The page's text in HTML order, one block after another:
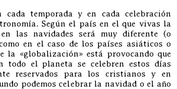
cada temporada y en cada celebración
Según el país en el que vivas la
las navidades será muy diferente (o
en el caso de los países asiáticos o
la «globalización» está provocando que
todo el planeta se celebren estos días
reservados para los cristianos y en
podemos celebrar la navidad o el año